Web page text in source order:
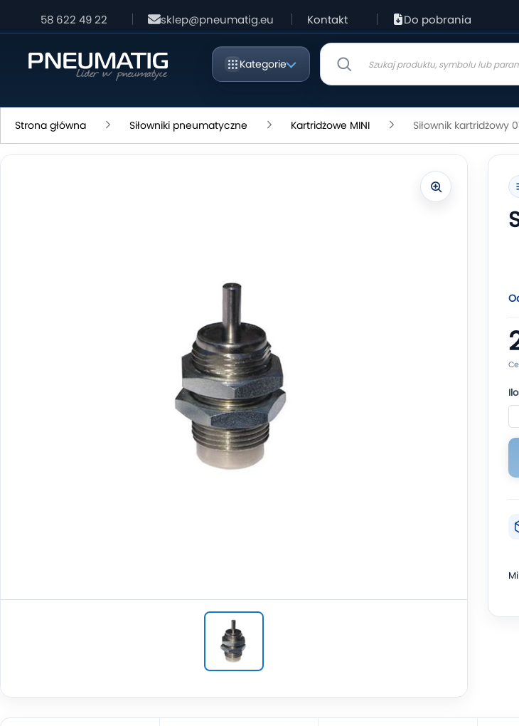
58 622 49 22 sklep@pneumatig.eu Kontakt Do pobrania
Kategorie
Strona główna Siłowniki pneumatyczne Kartridżowe MINI Siłownik kartridżowy